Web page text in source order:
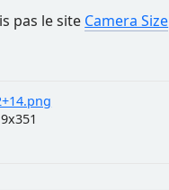
pas le site Camera Size